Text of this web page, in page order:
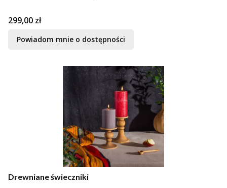
Cena
299,00 zł
Powiadom mnie o dostępności
Drewniane świeczniki